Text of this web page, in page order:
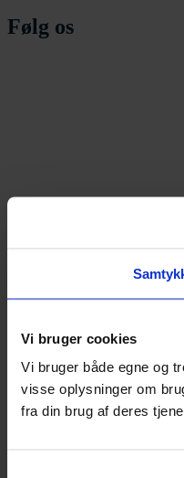
Vi bruger cookies
Vi bruger både egne og
visse oplysninger om
fra din brug af deres
Følg os